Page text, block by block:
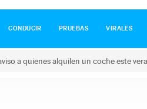
CONDUCIR PRUEBAS VIRALES
a quienes alquilen un coche este